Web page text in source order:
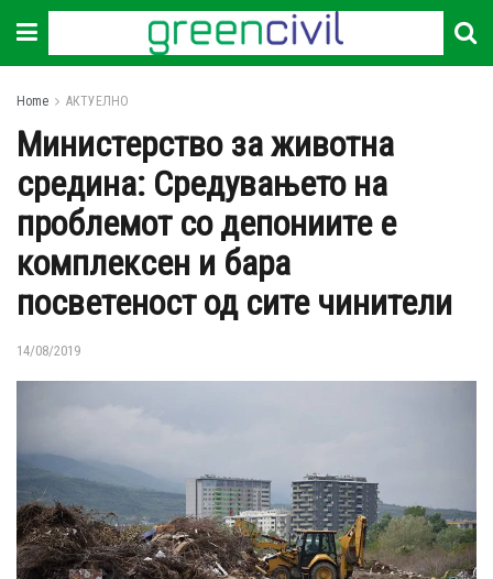
Home АКТУЕЛНО
Министерство за животна
средина: Средувањето на
проблемот со депониите е
комплексен и бара
посветеност од сите чинители
14/08/2019